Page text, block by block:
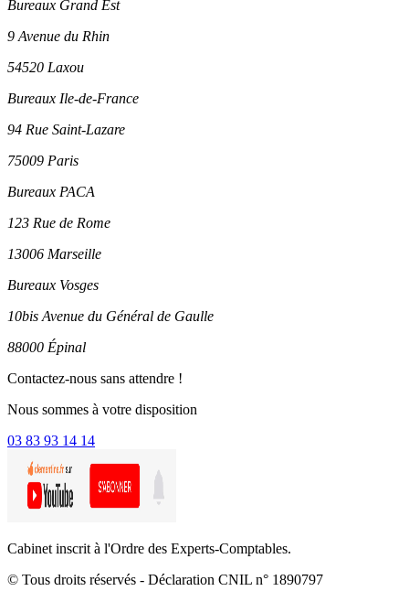
Bureaux Grand Est
9 Avenue du Rhin
54520 Laxou
Bureaux Ile-de-France
94 Rue Saint-Lazare
75009 Paris
Bureaux PACA
123 Rue de Rome
13006 Marseille
Bureaux Vosges
10bis Avenue du Général de Gaulle
88000 Épinal
Contactez-nous sans attendre !
Nous sommes à votre disposition
03 83 93 14 14
Cabinet inscrit à l'Ordre des Experts-Comptables.
© Tous droits réservés - Déclaration CNIL n° 1890797